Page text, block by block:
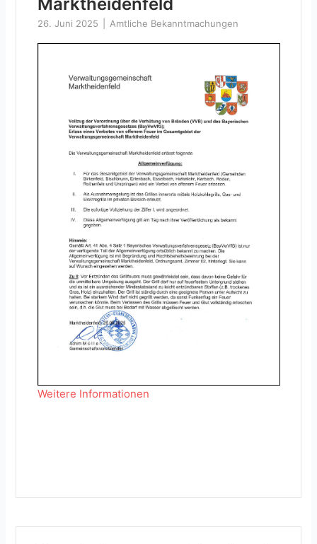
26. Juni 2025 Amtliche Bekanntmachungen
Weitere Informationen